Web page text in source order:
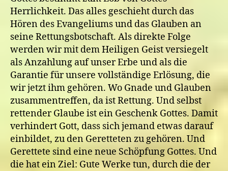
Herrlichkeit. Das alles geschieht durch das
Hören des Evangeliums und das Glauben an
seine Rettungsbotschaft. Als direkte Folge
werden wir mit dem Heiligen Geist versiegelt
als Anzahlung auf unser Erbe und als die
Garantie für unsere vollständige Erlösung, die
wir jetzt ihm gehören. Wo Gnade und Glauben
zusammentreffen, da ist Rettung. Und selbst
rettender Glaube ist ein Geschenk Gottes. Damit
verhindert Gott, dass sich jemand etwas darauf
einbildet, zu den Geretteten zu gehören. Und
Gerettete sind eine neue Schöpfung Gottes. Und
die hat ein Ziel: Gute Werke tun, durch die der